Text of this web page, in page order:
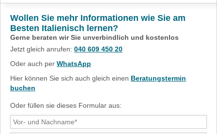
Wollen Sie mehr Informationen wie Sie am
Besten Italienisch lernen?
Gerne beraten wir Sie unverbindlich und kostenlos
Jetzt gleich anrufen: 040 609 450 20
Oder auch per WhatsApp
Hier können Sie sich auch gleich einen Beratungstermin
buchen
Oder füllen sie dieses Formular aus: